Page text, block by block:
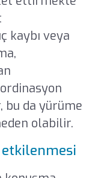
kaybı veya
bu da yürüme
olabilir.
etkilenmesi